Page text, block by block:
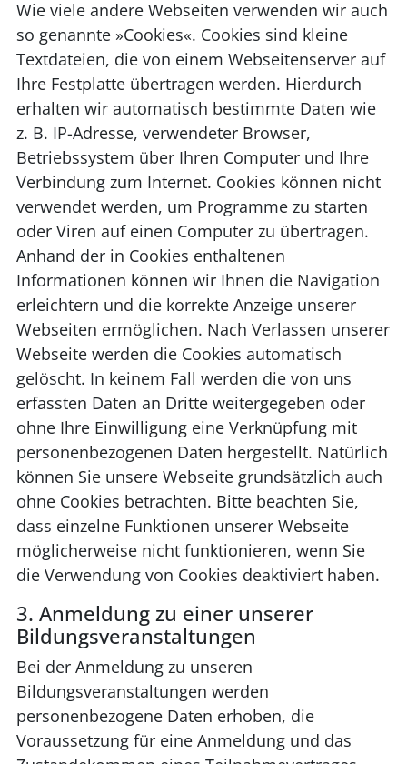
Wie viele andere Webseiten verwenden wir auch
so genannte »Cookies«. Cookies sind kleine
Textdateien, die von einem Webseitenserver auf
Ihre Festplatte übertragen werden. Hierdurch
erhalten wir automatisch bestimmte Daten wie
z. B. IP-Adresse, verwendeter Browser,
Betriebssystem über Ihren Computer und Ihre
Verbindung zum Internet. Cookies können nicht
verwendet werden, um Programme zu starten
oder Viren auf einen Computer zu übertragen.
Anhand der in Cookies enthaltenen
Informationen können wir Ihnen die Navigation
erleichtern und die korrekte Anzeige unserer
Webseiten ermöglichen. Nach Verlassen unserer
Webseite werden die Cookies automatisch
gelöscht. In keinem Fall werden die von uns
erfassten Daten an Dritte weitergegeben oder
ohne Ihre Einwilligung eine Verknüpfung mit
personenbezogenen Daten hergestellt. Natürlich
können Sie unsere Webseite grundsätzlich auch
ohne Cookies betrachten. Bitte beachten Sie,
dass einzelne Funktionen unserer Webseite
möglicherweise nicht funktionieren, wenn Sie
die Verwendung von Cookies deaktiviert haben.
3. Anmeldung zu einer unserer
Bildungsveranstaltungen
Bei der Anmeldung zu unseren
Bildungsveranstaltungen werden
personenbezogene Daten erhoben, die
Voraussetzung für eine Anmeldung und das